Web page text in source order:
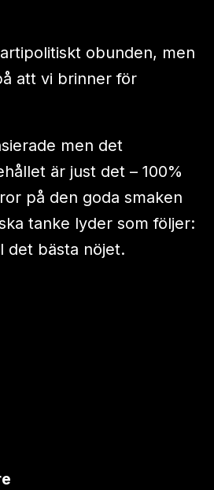
obunden, men
att vi brinner för
men det
är just det – 100%
på den goda smaken
tanke lyder som följer:
det bästa nöjet.